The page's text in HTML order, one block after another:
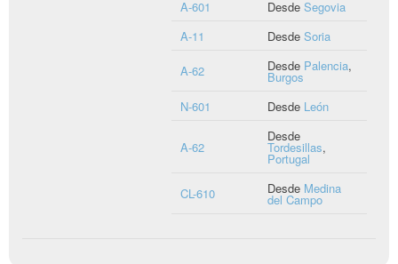
A-601
Desde Segovia
A-11
Desde Soria
A-62 Desde Palencia,
Burgos
N-601
Desde León
A-62
Desde
Tordesillas,
Portugal
CL-610 Desde Medina
del Campo